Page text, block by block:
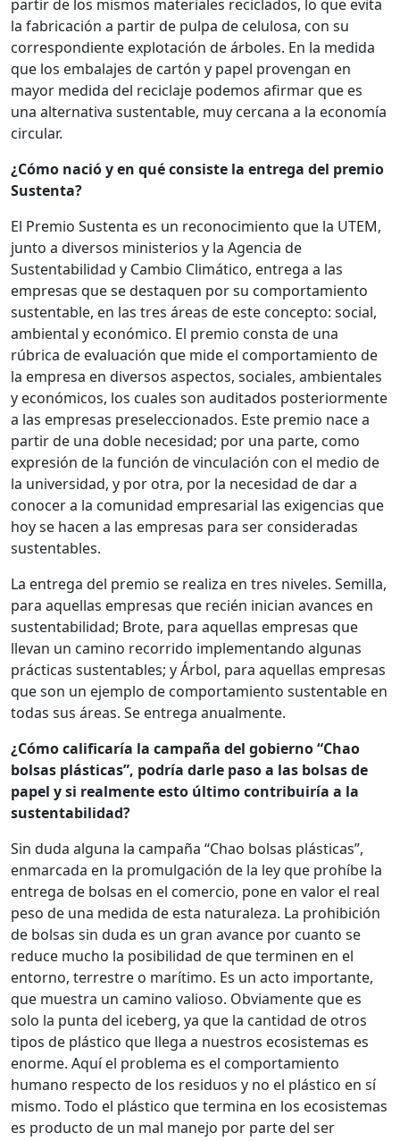
partir de los mismos materiales reciclados, lo que evita
la fabricación a partir de pulpa de celulosa, con su
correspondiente explotación de árboles. En la medida
que los embalajes de cartón y papel provengan en
mayor medida del reciclaje podemos afirmar que es
una alternativa sustentable, muy cercana a la economía
circular.
¿Cómo nació y en qué consiste la entrega del premio
Sustenta?
El Premio Sustenta es un reconocimiento que la UTEM,
junto a diversos ministerios y la Agencia de
Sustentabilidad y Cambio Climático, entrega a las
empresas que se destaquen por su comportamiento
sustentable, en las tres áreas de este concepto: social,
ambiental y económico. El premio consta de una
rúbrica de evaluación que mide el comportamiento de
la empresa en diversos aspectos, sociales, ambientales
y económicos, los cuales son auditados posteriormente
a las empresas preseleccionados. Este premio nace a
partir de una doble necesidad; por una parte, como
expresión de la función de vinculación con el medio de
la universidad, y por otra, por la necesidad de dar a
conocer a la comunidad empresarial las exigencias que
hoy se hacen a las empresas para ser consideradas
sustentables.
La entrega del premio se realiza en tres niveles. Semilla,
para aquellas empresas que recién inician avances en
sustentabilidad; Brote, para aquellas empresas que
llevan un camino recorrido implementando algunas
prácticas sustentables; y Árbol, para aquellas empresas
que son un ejemplo de comportamiento sustentable en
todas sus áreas. Se entrega anualmente.
¿Cómo calificaría la campaña del gobierno “Chao
bolsas plásticas”, podría darle paso a las bolsas de
papel y si realmente esto último contribuiría a la
sustentabilidad?
Sin duda alguna la campaña “Chao bolsas plásticas”,
enmarcada en la promulgación de la ley que prohíbe la
entrega de bolsas en el comercio, pone en valor el real
peso de una medida de esta naturaleza. La prohibición
de bolsas sin duda es un gran avance por cuanto se
reduce mucho la posibilidad de que terminen en el
entorno, terrestre o marítimo. Es un acto importante,
que muestra un camino valioso. Obviamente que es
solo la punta del iceberg, ya que la cantidad de otros
tipos de plástico que llega a nuestros ecosistemas es
enorme. Aquí el problema es el comportamiento
humano respecto de los residuos y no el plástico en sí
mismo. Todo el plástico que termina en los ecosistemas
es producto de un mal manejo por parte del ser